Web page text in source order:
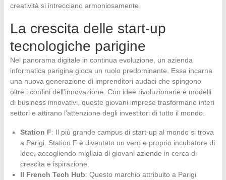
creatività si intrecciano armoniosamente.
La crescita delle start-up
tecnologiche parigine
Nel panorama digitale in continua evoluzione, un azienda
informatica parigina gioca un ruolo predominante. Essa incarna
una nuova generazione di imprenditori audaci che spingono
oltre i confini dell’innovazione. Con idee rivoluzionarie e modelli
di business innovativi, queste giovani imprese trasformano interi
settori e attirano l’attenzione degli investitori di tutto il mondo.
Station F: Il più grande campus di start-up al mondo si trova
a Parigi. Station F è diventato un vero e proprio incubatore di
idee, accogliendo migliaia di giovani aziende in cerca di
crescita e ispirazione.
Il French Tech Hub: Questo marchio attribuito a Parigi